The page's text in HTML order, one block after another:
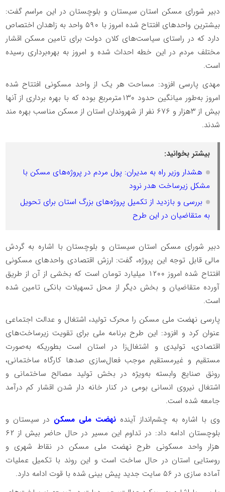
دبیر شورای مسکن استان سیستان و بلوچستان در این مراسم گفت:
بیشترین واحدهای افتتاح شده امروز با ۵۹۰ واحد به زاهدان اختصاص
دارد که در راستای سیاست‌های کلان دولت برای تامین مسکن اقشار
مختلف مردم در این خطه احداث شده و امروز به بهره‌برداری رسیده
است.
مهدی پارسی افزود: مساحت هر یک از واحد مسکونی افتتاح شده
امروز به‌طور میانگین حدود ۱۳۰مترمربع بوده که با بهره برداری از آنها
بیش از ۳هزار و ۶۷۶ نفر از شهروندان استان از مسکن مناسب بهره مند
شدند.
بیشتر بخوانید:
هشدار وزیر راه به مدیران: پول مردم در پروژه‌های مسکن با
مشکل زیرساخت هدر نرود
بررسی و بازدید از تکمیل پروژه‌های بزرگ استان برای تحویل
به متقاضیان در این طرح
دبیر شورای مسکن استان سیستان و بلوچستان با اشاره به گردش
مالی قابل توجه این پروژه، گفت: ارزش اقتصادی واحدهای مسکونی
افتتاح شده امروز ۱۲۰۰ میلیارد تومان است که بخشی از آن از طریق
آورده متقاضیان و بخش دیگر از محل تسهیلات بانکی تامین شده
است.
پارسی نهضت ملی مسکن را محرک تولید، اشتغال و عدالت اجتماعی
عنوان کرد و افزود: این طرح برنامه ملی برای تقویت زیرساخت‌های
اقتصادی، تولیدی و اشتغال‌زا در استان است بطوریکه به‌صورت
مستقیم و غیرمستقیم موجب فعال‌سازی صدها کارگاه ساختمانی،
رونق صنایع وابسته به‌ویژه در بخش تولید مصالح ساختمانی و
اشتغال نیروی انسانی بومی در کنار خانه دار شدن اقشار کم درآمد
جامعه شده است.
وی با اشاره به چشم‌انداز آینده نهضت ملی مسکن در سیستان و
بلوچستان ادامه داد: در تداوم این مسیر در حال حاضر بیش از ۶۲
هزار واحد مسکونی طرح نهضت ملی مسکن در نقاط شهری و
روستایی استان در حال ساخت است و این روند با تکمیل عملیات
آماده سازی در ۵۶ سایت جدید پیش بینی شده با قوت ادامه دارد.